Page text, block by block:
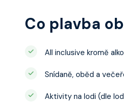
Co plavba
All inclusive kromě
Snídaně, oběd a
Aktivity na lodi (dle